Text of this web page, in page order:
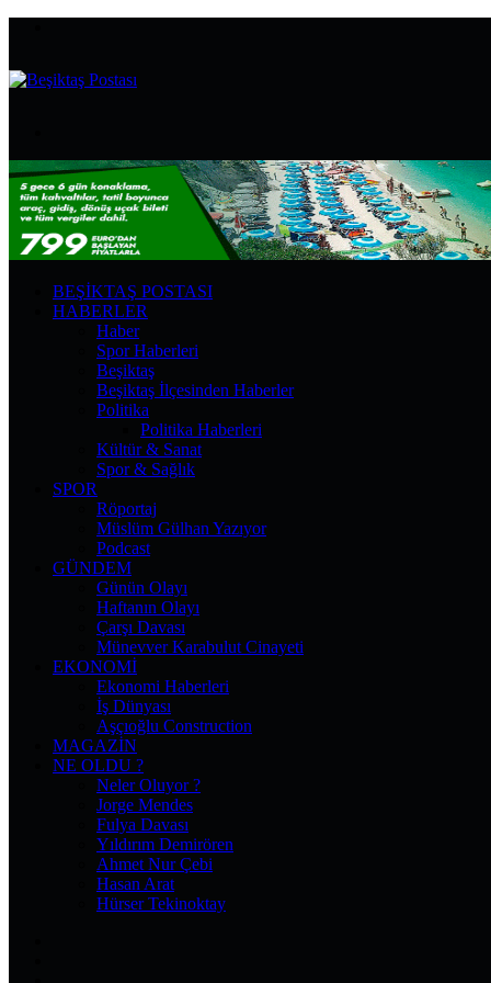
...
BEŞIKTAŞ POSTASI
HABERLER
Haber
Spor Haberleri
Beşiktaş
Beşiktaş İlçesinden Haberler
Politika
Politika Haberleri
Kültür & Sanat
Spor & Sağlık
SPOR
Röportaj
Müslüm Gülhan Yazıyor
Podcast
GÜNDEM
Günün Olayı
Haftanın Olayı
Çarşı Davası
Münevver Karabulut Cinayeti
EKONOMI
Ekonomi Haberleri
İş Dünyası
Aşçıoğlu Construction
MAGAZIN
NE OLDU ?
Neler Oluyor ?
Jorge Mendes
Fulya Davası
Yıldırım Demirören
Ahmet Nur Çebi
Hasan Arat
Hürser Tekinoktay